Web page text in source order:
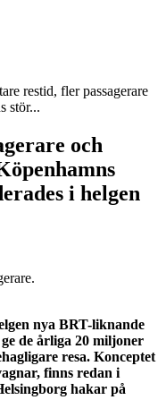
restid, fler passagerare
stör...
och
i helgen
nya BRT-liknande
de årliga 20 miljoner
resa. Konceptet
finns redan i
hakar på